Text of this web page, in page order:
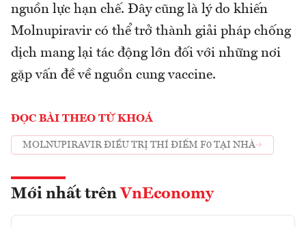
nguồn lực hạn chế. Đây cũng là lý do khiến
Molnupiravir có thể trở thành giải pháp chống
dịch mang lại tác động lớn đối với những nơi
gặp vấn đề về nguồn cung vaccine.
ĐỌC BÀI THEO TỪ KHOÁ
MOLNUPIRAVIR ĐIỀU TRỊ THÍ ĐIỂM F0 TẠI NHÀ
Mới nhất trên VnEconomy